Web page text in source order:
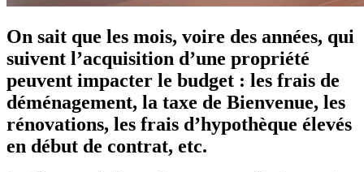
On sait que les mois, voire des années, qui
suivent l’acquisition d’une propriété
peuvent impacter le budget : les frais de
déménagement, la taxe de Bienvenue, les
rénovations, les frais d’hypothèque élevés
en début de contrat, etc.